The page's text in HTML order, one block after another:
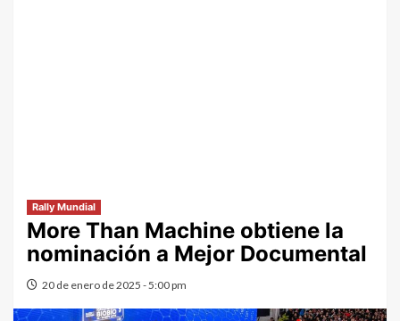
Rally Mundial
More Than Machine obtiene la
nominación a Mejor Documental
20 de enero de 2025 - 5:00 pm